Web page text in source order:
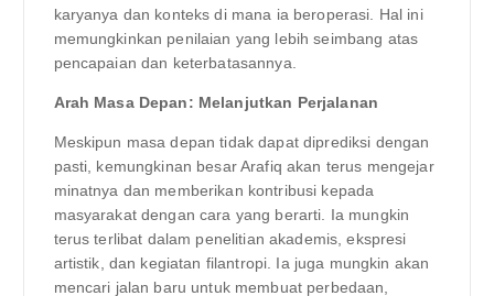
karyanya dan konteks di mana ia beroperasi. Hal ini
memungkinkan penilaian yang lebih seimbang atas
pencapaian dan keterbatasannya.
Arah Masa Depan: Melanjutkan Perjalanan
Meskipun masa depan tidak dapat diprediksi dengan
pasti, kemungkinan besar Arafiq akan terus mengejar
minatnya dan memberikan kontribusi kepada
masyarakat dengan cara yang berarti. Ia mungkin
terus terlibat dalam penelitian akademis, ekspresi
artistik, dan kegiatan filantropi. Ia juga mungkin akan
mencari jalan baru untuk membuat perbedaan,